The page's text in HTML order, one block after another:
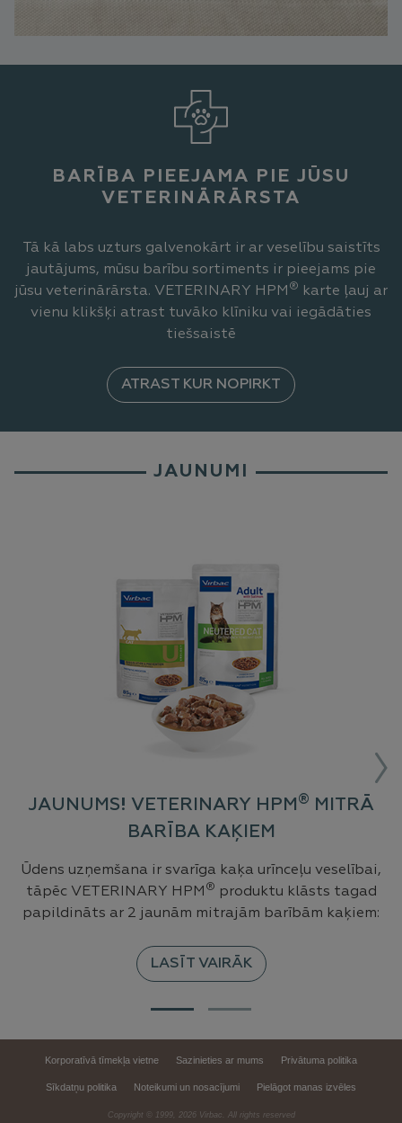
BARĪBA PIEEJAMA PIE JŪSU
VETERINĀRĀRSTA
Tā kā labs uzturs galvenokārt ir ar veselību saistīts
jautājums, mūsu barību sortiments ir pieejams pie
jūsu veterinārārsta. VETERINARY HPM ® karte ļauj ar
vienu klikšķi atrast tuvāko klīniku vai iegādāties
tiešsaistē
ATRAST KUR NOPIRKT
JAUNUMI
JAUNUMS! VETERINARY HPM ®
MITRĀ
BARĪBA KAĶIEM
Ūdens uzņemšana ir svarīga kaķa urīnceļu veselībai,
tāpēc VETERINARY HPM ® produktu klāsts tagad
papildināts ar 2 jaunām mitrajām barībām kaķiem:
LASĪT VAIRĀK
Korporatīvā tīmekļa vietne Sazinieties ar mums Privātuma politika
Sīkdatņu politika Noteikumi un nosacījumi Pielāgot manas izvēles
Copyright © 1999, 2026 Virbac. All rights reserved